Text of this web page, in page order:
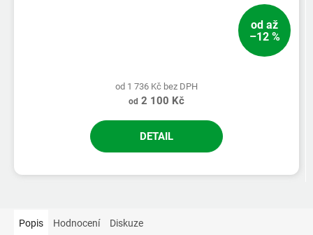
od až
–12 %
od 1 736 Kč bez DPH
od 2 100 Kč
DETAIL
Popis Hodnocení Diskuze